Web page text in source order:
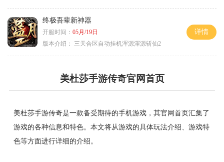
终极吾辈新神器
开服时间： 05月/19日
版本介绍：
三天合区自动挂机浑源渾源斩仙2
详情
美杜莎手游传奇官网首页
美杜莎手游传奇是一款备受期待的手机游戏，其官网首页汇集了
游戏的各种信息和特色。本文将从游戏的具体玩法介绍、游戏特
色等方面进行详细的介绍。